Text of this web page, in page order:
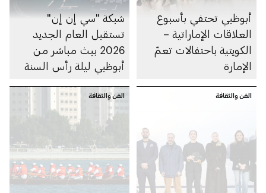
أبوظبي تحتفي بأسبوع
العلاقات الإماراتية –
الكويتية باحتفالات تعمّ
الإمارة
شبكة "سي إن إن"
تستقبل العام الجديد
2026 ببث مباشر من
أبوظبي ليلة رأس السنة
الفن والثقافة الفن والثقافة